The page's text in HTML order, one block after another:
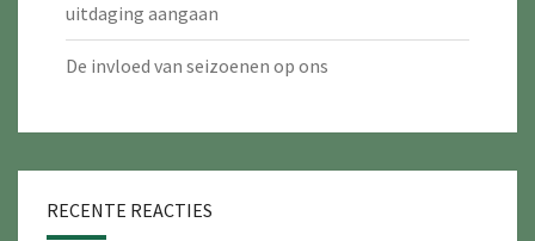
uitdaging aangaan
De invloed van seizoenen op ons
RECENTE REACTIES